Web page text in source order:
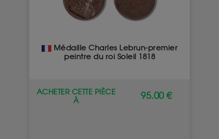
Médaille Charles Lebrun-premier
peintre du roi Soleil 1818
ACHETER CETTE PIÈCE
À
95.00 €